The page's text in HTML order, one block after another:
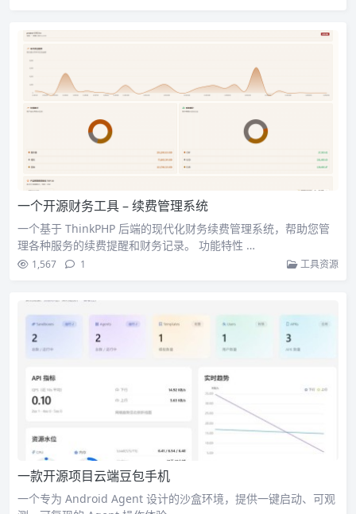
一个开源财务工具 – 续费管理系统
一个基于 ThinkPHP 后端的现代化财务续费管理系统，帮助您管
理各种服务的续费提醒和财务记录。 功能特性 …
1,567 1 工具资源
一款开源项目云端豆包手机
一个专为 Android Agent 设计的沙盒环境，提供一键启动、可观